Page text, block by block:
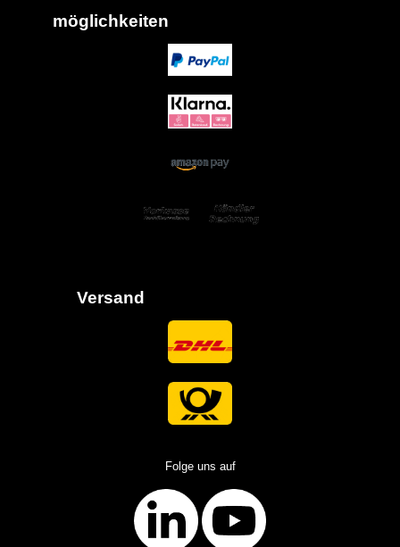
möglich keiten
Versand
Folge uns auf